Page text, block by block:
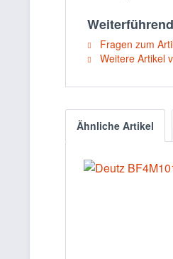
Fragen zum
Weitere Artikel
Ähnliche Artikel